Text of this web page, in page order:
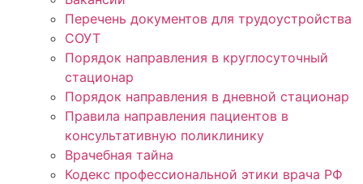
Перечень документов для трудоустройства
СОУТ
Порядок направления в круглосуточный
стационар
Порядок направления в дневной стационар
Правила направления пациентов в
консультативную поликлинику
Врачебная тайна
Кодекс профессиональной этики врача РФ